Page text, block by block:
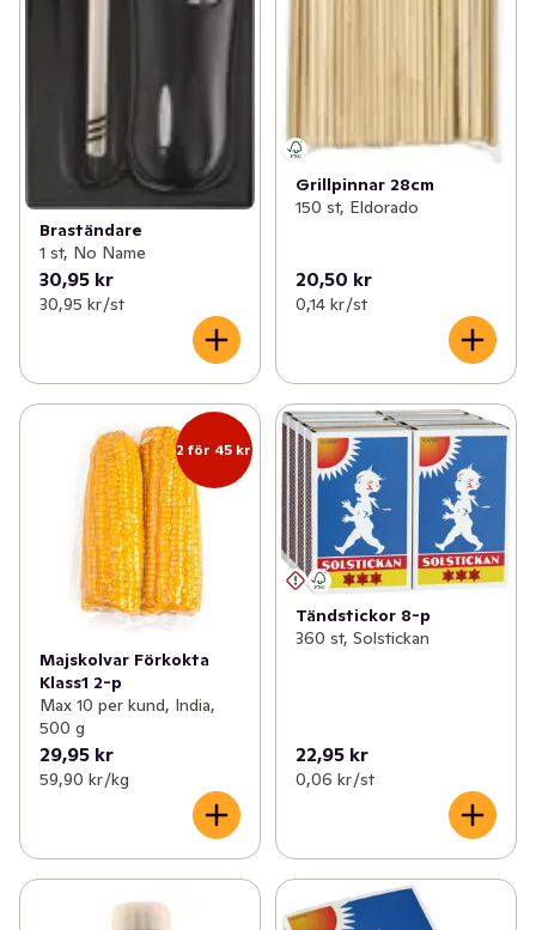
Braständare
1 st, No Name
30,95 kr
30,95 kr /st
Grillpinnar 28cm
150 st, Eldorado
20,50 kr
0,14 kr /st
2 för 45 kr
Majskolvar Förkokta
Klass1 2-p
Max 10 per kund, India,
500 g
29,95 kr
59,90 kr /kg
Tändstickor 8-p
360 st, Solstickan
22,95 kr
0,06 kr /st